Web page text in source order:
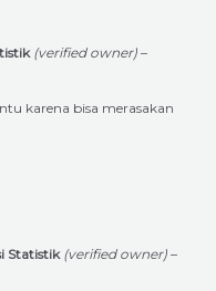
(verified owner) –
karena bisa merasakan
Statistik(verified owner) –